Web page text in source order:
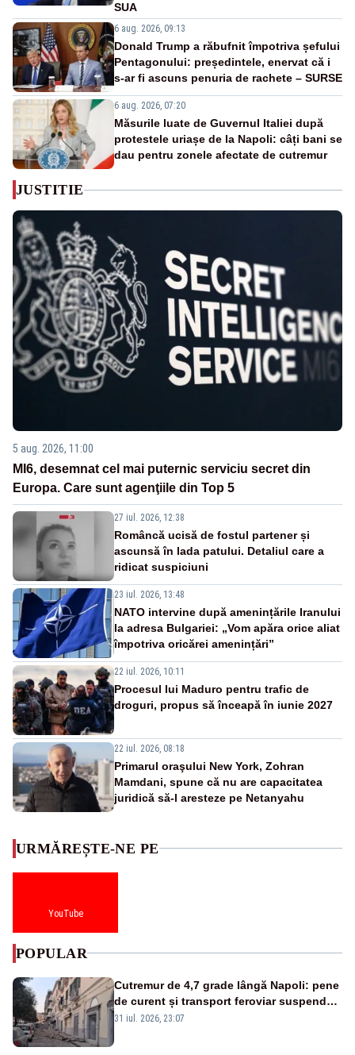
SUA
6 aug. 2026, 09:13
Donald Trump a răbufnit împotriva șefului
Pentagonului: președintele, enervat că i
s-ar fi ascuns penuria de rachete – SURSE
6 aug. 2026, 07:20
Măsurile luate de Guvernul Italiei după
protestele uriașe de la Napoli: câți bani se
dau pentru zonele afectate de cutremur
JUSTITIE
5 aug. 2026, 11:00
MI6, desemnat cel mai puternic serviciu secret din
Europa. Care sunt agenţiile din Top 5
27 iul. 2026, 12:38
Româncă ucisă de fostul partener și
ascunsă în lada patului. Detaliul care a
ridicat suspiciuni
23 iul. 2026, 13:48
NATO intervine după amenințările Iranului
la adresa Bulgariei: „Vom apăra orice aliat
împotriva oricărei amenințări”
22 iul. 2026, 10:11
Procesul lui Maduro pentru trafic de
droguri, propus să înceapă în iunie 2027
22 iul. 2026, 08:18
Primarul oraşului New York, Zohran
Mamdani, spune că nu are capacitatea
juridică să-l aresteze pe Netanyahu
URMĂREȘTE-NE PE
YouTube
POPULAR
Cutremur de 4,7 grade lângă Napoli: pene
de curent și transport feroviar suspendat
- VIDEO
31 iul. 2026, 23:07